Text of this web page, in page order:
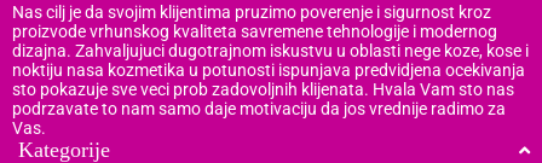
Nas cilj je da svojim klijentima pruzimo poverenje i sigurnost kroz
proizvode vrhunskog kvaliteta savremene tehnologije i modernog
dizajna. Zahvaljujuci dugotrajnom iskustvu u oblasti nege koze, kose i
noktiju nasa kozmetika u potunosti ispunjava predvidjena ocekivanja
sto pokazuje sve veci prob zadovoljnih klijenata. Hvala Vam sto nas
podrzavate to nam samo daje motivaciju da jos vrednije radimo za
Vas.
Kategorije